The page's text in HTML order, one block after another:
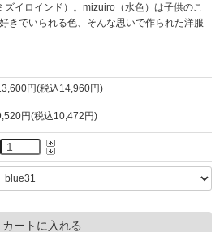
イロインド）。mizuiro（水色）は子供のこ
きでいられる色、そんな思いで作られた洋服
円(税込14,960円)
円(税込10,472円)